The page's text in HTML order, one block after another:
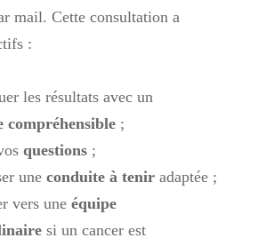
mail. Cette consultation a
:
les résultats avec un
compréhensible;
questions;
une conduite à teniradaptée ;
vers une équipe
si un cancer est